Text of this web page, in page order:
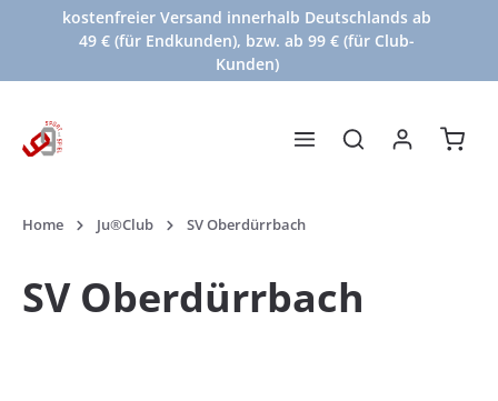
Zum Hauptinhalt springen
kostenfreier Versand innerhalb Deutschlands ab
49 € (für Endkunden), bzw. ab 99 € (für Club-
Kunden)
Home Ju®Club SV Oberdürrbach
SV Oberdürrbach